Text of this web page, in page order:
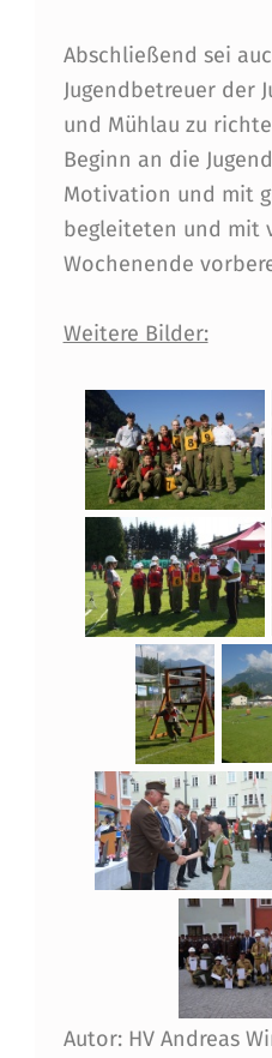
Abschließend sei
Jugendbetreuer der
und Mühlau zu
Beginn an die
Motivation und mit
begleiteten und mit
Wochenende
Weitere Bilder:
Autor: HV Andreas